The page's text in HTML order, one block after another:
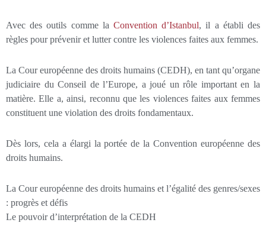
Avec des outils comme la Convention d’Istanbul, il a établi des
règles pour prévenir et lutter contre les violences faites aux femmes.
La Cour européenne des droits humains (CEDH), en tant qu’organe
judiciaire du Conseil de l’Europe, a joué un rôle important en la
matière. Elle a, ainsi, reconnu que les violences faites aux femmes
constituent une violation des droits fondamentaux.
Dès lors, cela a élargi la portée de la Convention européenne des
droits humains.
La Cour européenne des droits humains et l’égalité des genres/sexes
: progrès et défis
Le pouvoir d’interprétation de la CEDH